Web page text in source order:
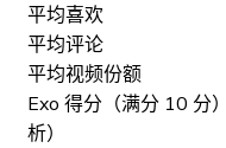
平均喜欢
平均评论
平均视频份额
Exo 得分（满分 10 分
析）